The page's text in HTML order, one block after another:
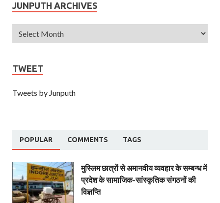
JUNPUTH ARCHIVES
TWEET
Tweets by Junputh
POPULAR COMMENTS TAGS
मुस्लिम छात्रों से अमानवीय व्यवहार के सम्बन्ध में
प्रदेश के सामाजिक-सांस्कृतिक संगठनों की
विज्ञप्ति